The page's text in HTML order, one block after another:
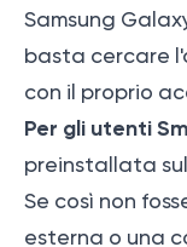
Samsung
basta cercare
con il proprio
Per gli utenti
preinstallata
Se così non
esterna o una